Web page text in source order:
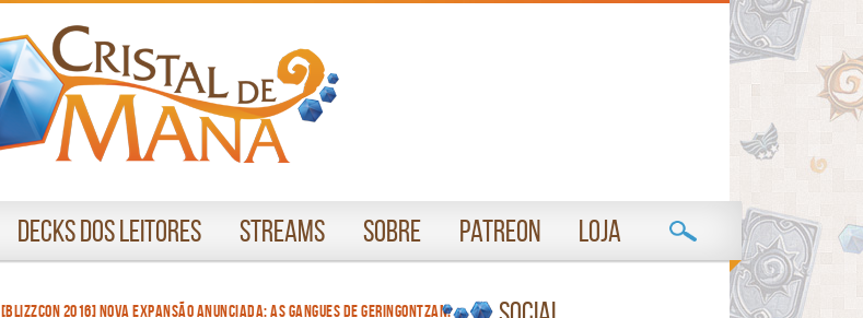
Decks dos Leitores Streams Sobre Patreon Loja
[BlizzCon 2016] Nova expansão anunciada: As Gangues de Geringontzan!